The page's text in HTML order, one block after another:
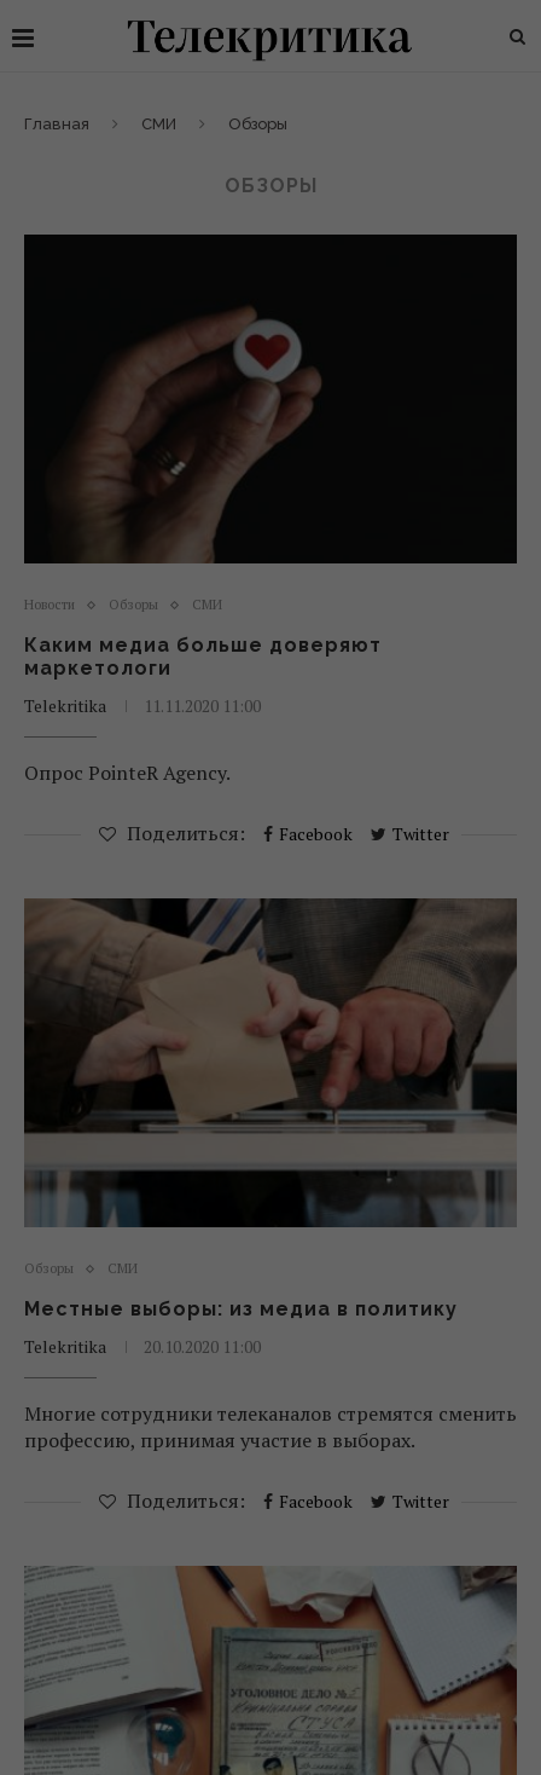
Главная СМИ Обзоры
ОБЗОРЫ
Новости Обзоры СМИ
Каким медиа больше доверяют
маркетологи
Telekritika
11.11.2020 11:00
Опрос PointeR Agency.
Поделиться: Facebook Twitter
Обзоры СМИ
Местные выборы: из медиа в политику
Telekritika
20.10.2020 11:00
Многие сотрудники телеканалов стремятся сменить
профессию, принимая участие в выборах.
Поделиться: Facebook Twitter